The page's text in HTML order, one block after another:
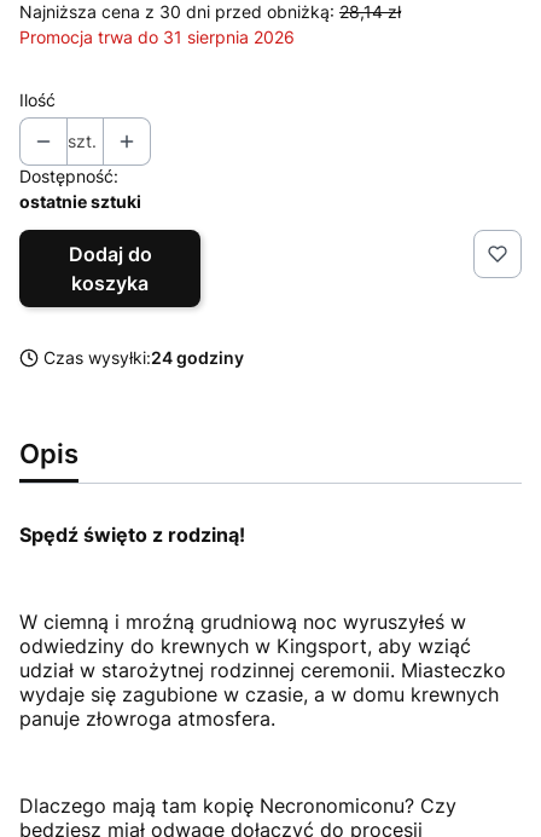
Najniższa cena z 30 dni przed obniżką: 28,14 zł
Promocja trwa do 31 sierpnia 2026
Ilość
szt.
Dostępność:
ostatnie sztuki
Dodaj do
koszyka
Czas wysyłki:24 godziny
Opis
Spędź święto z rodziną!
W ciemną i mroźną grudniową noc wyruszyłeś w
odwiedziny do krewnych w Kingsport, aby wziąć
udział w starożytnej rodzinnej ceremonii. Miasteczko
wydaje się zagubione w czasie, a w domu krewnych
panuje złowroga atmosfera.
Dlaczego mają tam kopię Necronomiconu? Czy
będziesz miał odwagę dołączyć do procesji